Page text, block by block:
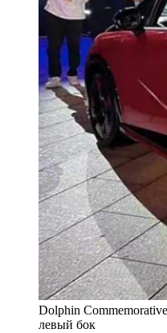
Dolphin
левый бок